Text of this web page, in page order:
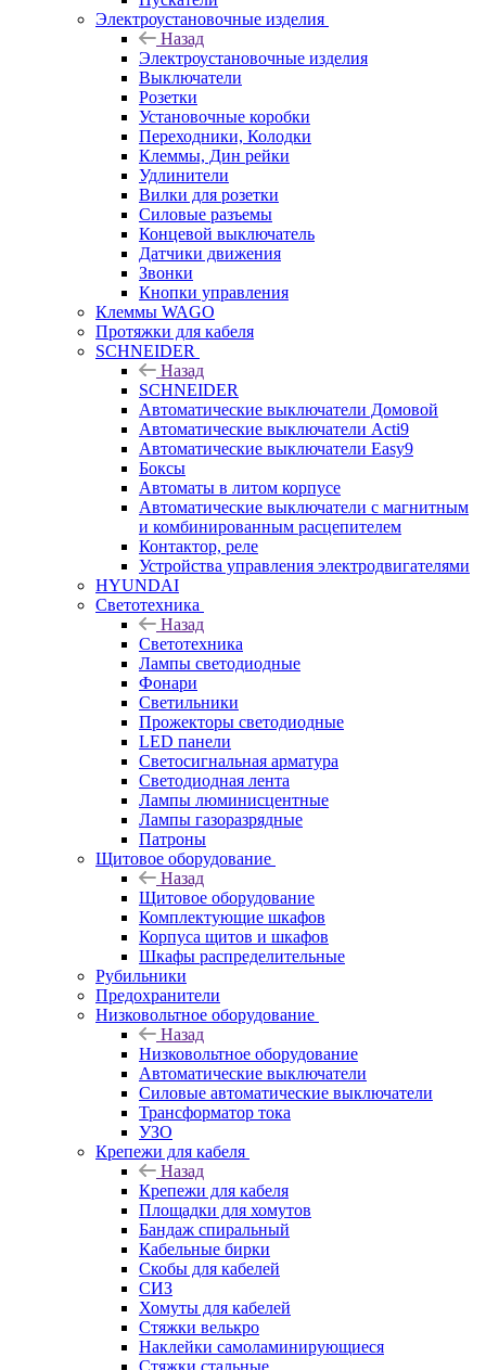
Электроустановочные изделия
Назад
Электроустановочные изделия
Выключатели
Розетки
Установочные коробки
Переходники, Колодки
Клеммы, Дин рейки
Удлинители
Вилки для розетки
Силовые разъемы
Концевой выключатель
Датчики движения
Звонки
Кнопки управления
Клеммы WAGO
Протяжки для кабеля
SCHNEIDER
Назад
SCHNEIDER
Автоматические выключатели Домовой
Автоматические выключатели Acti9
Автоматические выключатели Easy9
Боксы
Автоматы в литом корпусе
Автоматические выключатели с магнитным
и комбинированным расцепителем
Контактор, реле
Устройства управления электродвигателями
HYUNDAI
Светотехника
Назад
Светотехника
Лампы светодиодные
Фонари
Светильники
Прожекторы светодиодные
LED панели
Светосигнальная арматура
Светодиодная лента
Лампы люминисцентные
Лампы газоразрядные
Патроны
Щитовое оборудование
Назад
Щитовое оборудование
Комплектующие шкафов
Корпуса щитов и шкафов
Шкафы распределительные
Рубильники
Предохранители
Низковольтное оборудование
Назад
Низковольтное оборудование
Автоматические выключатели
Силовые автоматические выключатели
Трансформатор тока
УЗО
Крепежи для кабеля
Назад
Крепежи для кабеля
Площадки для хомутов
Бандаж спиральный
Кабельные бирки
Cкобы для кабелей
СИЗ
Хомуты для кабелей
Стяжки велькро
Наклейки самоламинирующиеся
Стяжки стальные